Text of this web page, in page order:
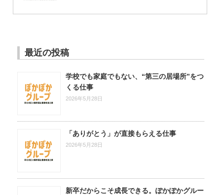
最近の投稿
学校でも家庭でもない、“第三の居場所”をつ
くる仕事
2026年5月28日
「ありがとう」が直接もらえる仕事
2026年5月28日
新卒だからこそ成長できる。ぽかぽかグルー